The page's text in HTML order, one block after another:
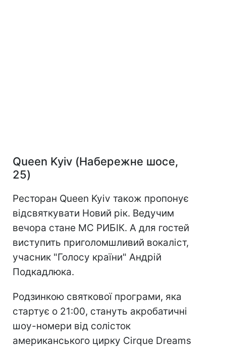
Queen Kyiv (Набережне шосе,
25)
Ресторан Queen Kyiv також пропонує
відсвяткувати Новий рік. Ведучим
вечора стане МС РИБІК. А для гостей
виступить приголомшливий вокаліст,
учасник "Голосу країни" Андрій
Подкадлюка.
Родзинкою святкової програми, яка
стартує о 21:00, стануть акробатичні
шоу-номери від солісток
американського цирку Cirque Dreams